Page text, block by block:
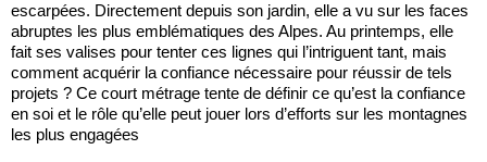
escarpées. Directement depuis son jardin, elle a vu sur les faces
abruptes les plus emblématiques des Alpes. Au printemps, elle
fait ses valises pour tenter ces lignes qui l’intriguent tant, mais
comment acquérir la confiance nécessaire pour réussir de tels
projets ? Ce court métrage tente de définir ce qu’est la confiance
en soi et le rôle qu’elle peut jouer lors d’efforts sur les montagnes
les plus engagées